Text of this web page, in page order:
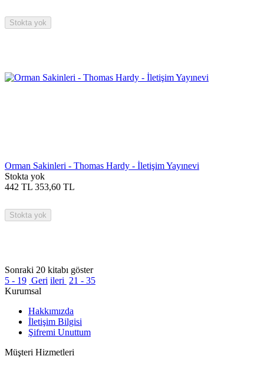
Stokta yok
Orman Sakinleri - Thomas Hardy - İletişim Yayınevi
Stokta yok
442 TL 353,60 TL
Stokta yok
Sonraki 20 kitabı göster
5 - 19 Geri ileri 21 - 35
Kurumsal
Hakkımızda
İletişim Bilgisi
Şifremi Unuttum
Müşteri Hizmetleri